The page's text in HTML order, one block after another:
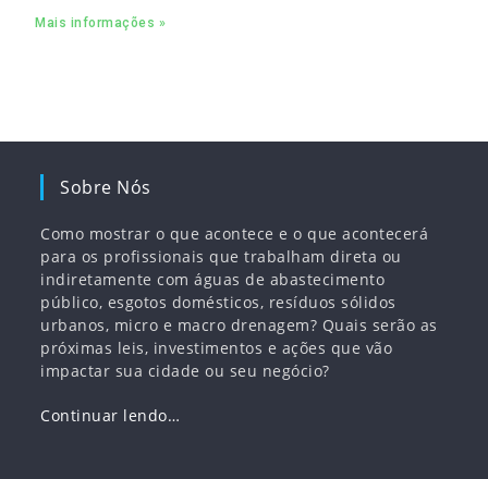
empregos
Mais informações »
Sobre Nós
Como mostrar o que acontece e o que acontecerá
para os profissionais que trabalham direta ou
indiretamente com águas de abastecimento
público, esgotos domésticos, resíduos sólidos
urbanos, micro e macro drenagem? Quais serão as
próximas leis, investimentos e ações que vão
impactar sua cidade ou seu negócio?
Continuar lendo…